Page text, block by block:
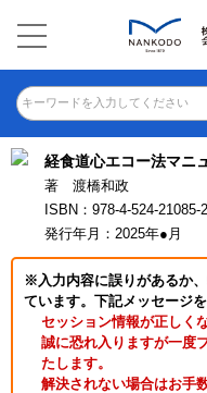
キーワードを入力してください
経食道心エコー法マニ
著 渡橋和政
ISBN：978-4-524-21085-2
発行年月：2025年●月
※入力内容に誤りがあるか
ています。下記メッセージを
セッション情報が正しく
誠に恐れ入りますが一度
たします。
解決されない場合はお手